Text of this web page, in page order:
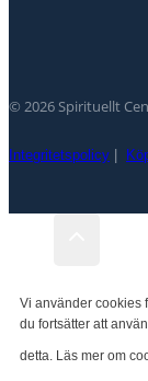
© 2026 Spirituellt
Integritetspolicy
Vi använder cookies
du fortsätter att
detta. Läs mer om